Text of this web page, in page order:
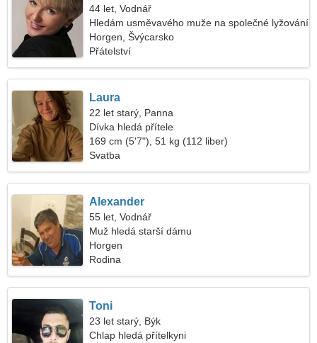
44 let, Vodnář
Hledám usměvavého muže na společné lyžování
Horgen, Švýcarsko
Přátelství
Laura
22 let starý, Panna
Dívka hledá přítele
169 cm (5'7"), 51 kg (112 liber)
Svatba
Alexander
55 let, Vodnář
Muž hledá starší dámu
Horgen
Rodina
Toni
23 let starý, Býk
Chlap hledá přítelkyni